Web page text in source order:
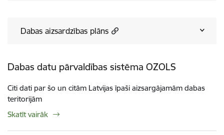
Dabas aizsardzības plāns
Dabas datu pārvaldības sistēma OZOLS
Citi dati par šo un citām Latvijas īpaši aizsargājamām dabas
teritorijām
Skatīt vairāk